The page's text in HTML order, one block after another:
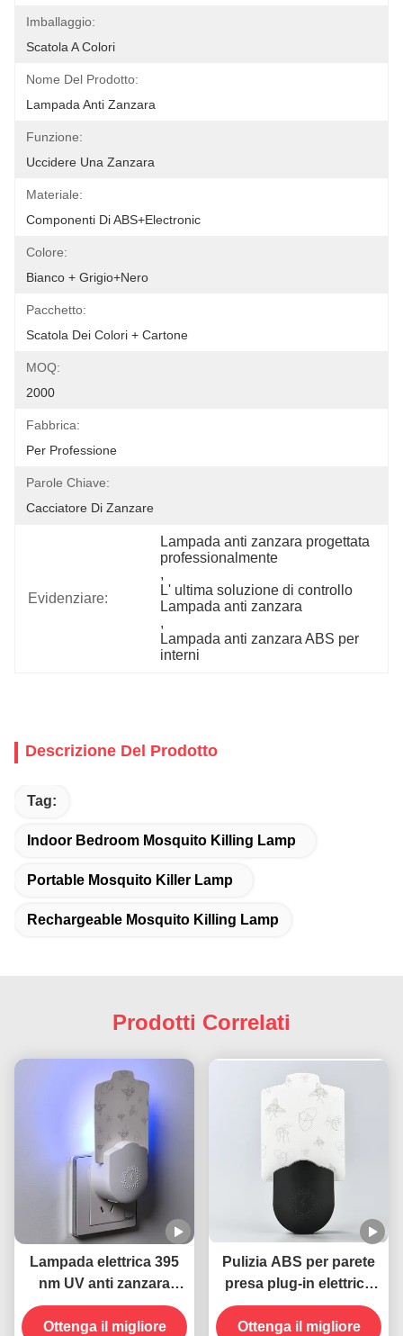
Imballaggio:
Scatola A Colori
Nome Del Prodotto:
Lampada Anti Zanzara
Funzione:
Uccidere Una Zanzara
Materiale:
Componenti Di ABS+electronic
Colore:
Bianco + Grigio+nero
Pacchetto:
Scatola Dei Colori + Cartone
MOQ:
2000
Fabbrica:
Per Professione
Parole Chiave:
Cacciatore Di Zanzare
Evidenziare:
Lampada anti zanzara progettata
professionalmente
,
L' ultima soluzione di controllo
Lampada anti zanzara
,
Lampada anti zanzara ABS per
interni
Descrizione Del Prodotto
Tag:
Indoor Bedroom Mosquito Killing Lamp
Portable Mosquito Killer Lamp
Rechargeable Mosquito Killing Lamp
Prodotti Correlati
Lampada elettrica 395
nm UV anti zanzara
uccidente insetti volanti
Ottenga il migliore
Pulizia ABS per parete
presa plug-in elettrica
395 NM UV Lampada
anti zanzara Insect killer
Ottenga il migliore